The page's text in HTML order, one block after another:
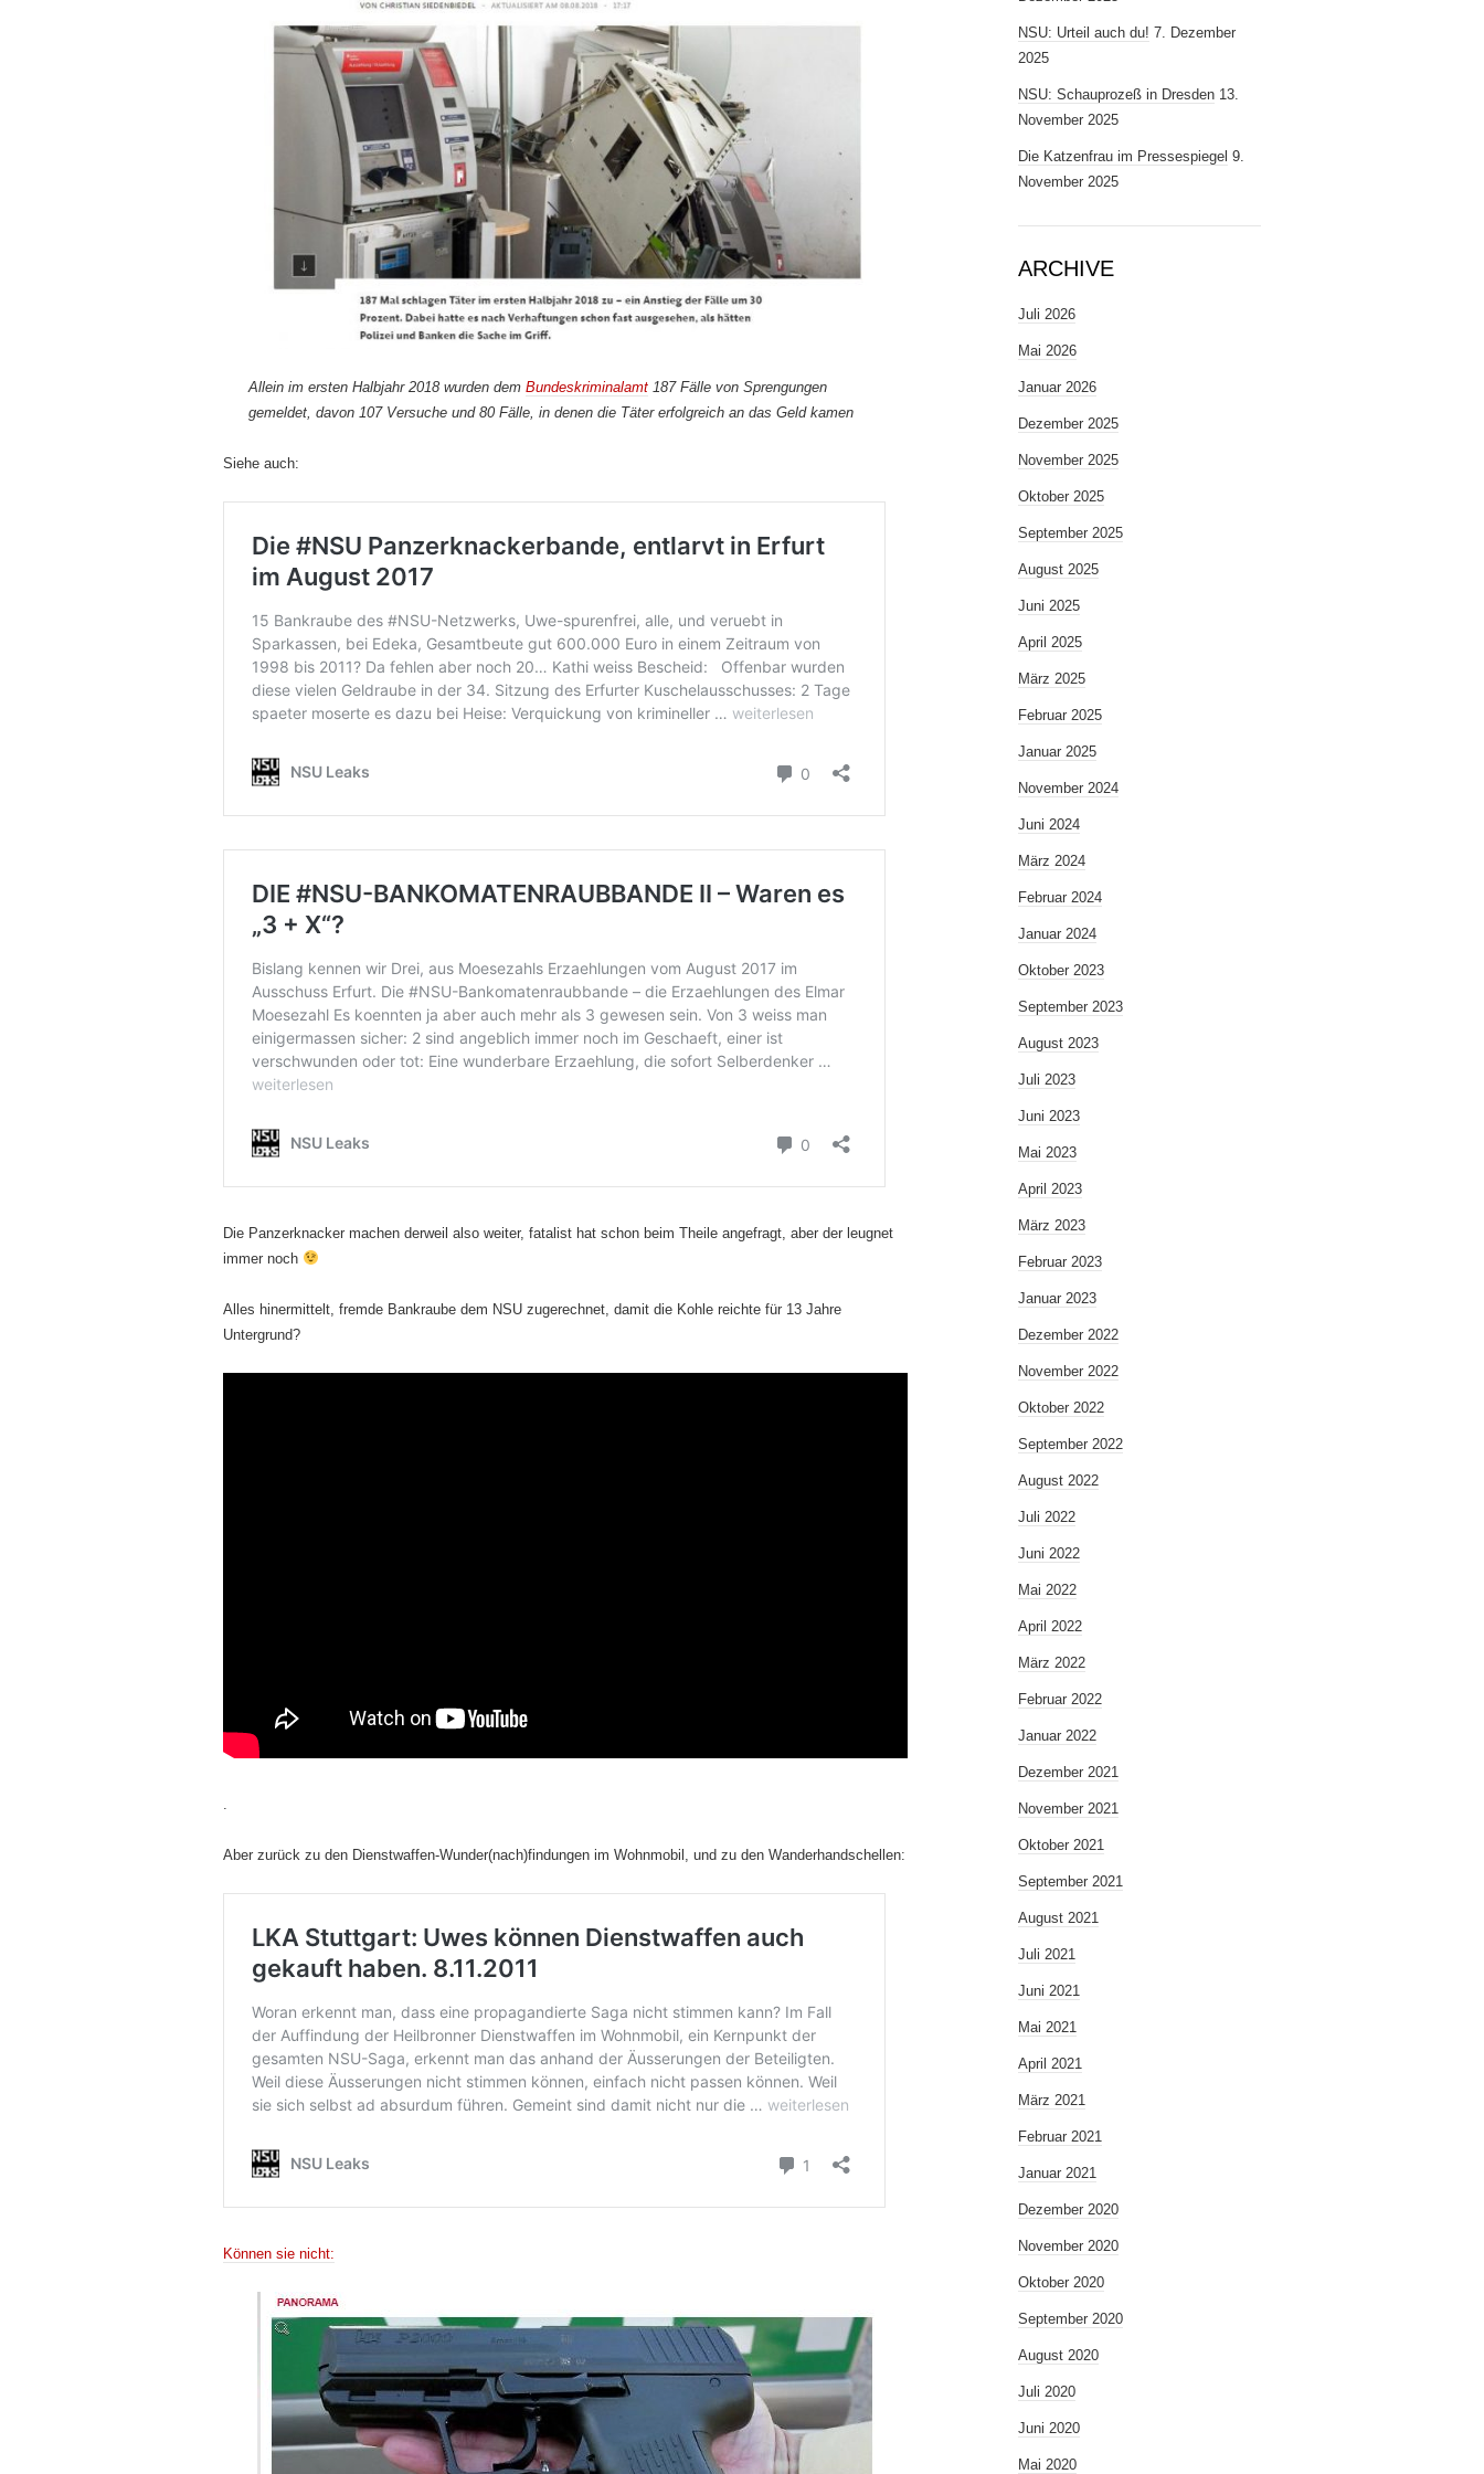
Allein im ersten Halbjahr 2018 wurden dem Bundeskriminalamt 187 Fälle von Sprengungen
gemeldet, davon 107 Versuche und 80 Fälle, in denen die Täter erfolgreich an das Geld kamen
Siehe auch:
Die Panzerknacker machen derweil also weiter, fatalist hat schon beim Theile angefragt, aber der leugnet
immer noch
Alles hinermittelt, fremde Bankraube dem NSU zugerechnet, damit die Kohle reichte für 13 Jahre
Untergrund?
Aber zurück zu den Dienstwaffen-Wunder(nach)findungen im Wohnmobil, und zu den Wanderhandschellen:
Können sie nicht:
NSU: Urteil auch du! 7. Dezember
2025
NSU: Schauprozeß in Dresden 13.
November 2025
Die Katzenfrau im Pressespiegel 9.
November 2025
ARCHIVE
Juli 2026
Mai 2026
Januar 2026
Dezember 2025
November 2025
Oktober 2025
September 2025
August 2025
Juni 2025
April 2025
März 2025
Februar 2025
Januar 2025
November 2024
Juni 2024
März 2024
Februar 2024
Januar 2024
Oktober 2023
September 2023
August 2023
Juli 2023
Juni 2023
Mai 2023
April 2023
März 2023
Februar 2023
Januar 2023
Dezember 2022
November 2022
Oktober 2022
September 2022
August 2022
Juli 2022
Juni 2022
Mai 2022
April 2022
März 2022
Februar 2022
Januar 2022
Dezember 2021
November 2021
Oktober 2021
September 2021
August 2021
Juli 2021
Juni 2021
Mai 2021
April 2021
März 2021
Februar 2021
Januar 2021
Dezember 2020
November 2020
Oktober 2020
September 2020
August 2020
Juli 2020
Juni 2020
Mai 2020